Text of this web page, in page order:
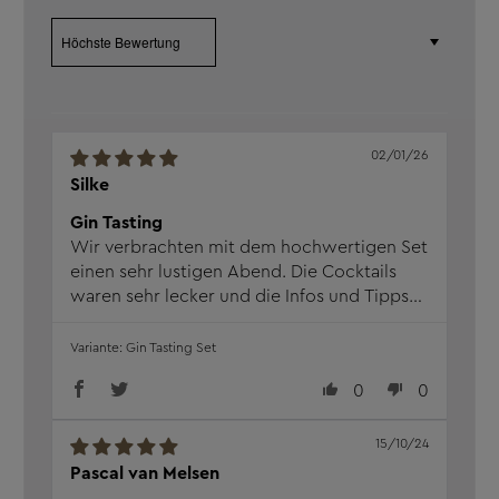
Neben dem informativen Part des Seminars legt der
Gastgeber auch Wert auf eine gemütliche Runde.
Anekdoten aus dem Leben in der Brennerei und an der
Mit dieser Gin-Box haben Sie ein leckeres Rundum Paket
für die Bar, ein tolles Probierset und das perfekte
Geschenkset für Frauen und Männer, für Hobby-Barkeeper
und jeden, bei dem Genuss ganz oben steht. Entdecken
Sie unsere besten Ginspezialitäten mit diesem Probierset
und erleben und verschenken Sie ein außergewöhnliches
Gin Rouge
Silke
02/01/26
Gin Tasting
Wir verbrachten mit dem hochwertigen Set
einen sehr lustigen Abend. Die Cocktails
waren sehr lecker und die Infos und Tipps
0 0
Gin Tasting Set
Pascal van Melsen
15/10/24